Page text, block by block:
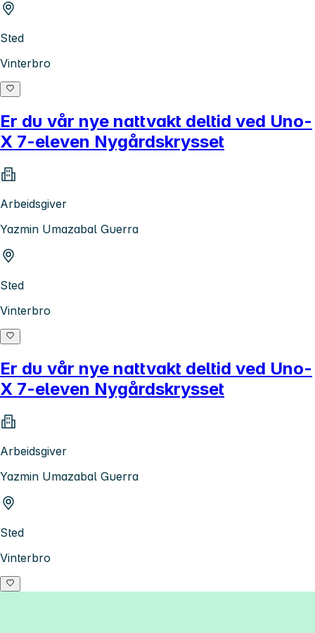
Sted
Vinterbro
Er du vår nye nattvakt deltid ved Uno-
X 7-eleven Nygårdskrysset
Arbeidsgiver
Yazmin Umazabal Guerra
Sted
Vinterbro
Er du vår nye nattvakt deltid ved Uno-
X 7-eleven Nygårdskrysset
Arbeidsgiver
Yazmin Umazabal Guerra
Sted
Vinterbro